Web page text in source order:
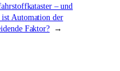
– und
ist Automation der
Faktor?
→